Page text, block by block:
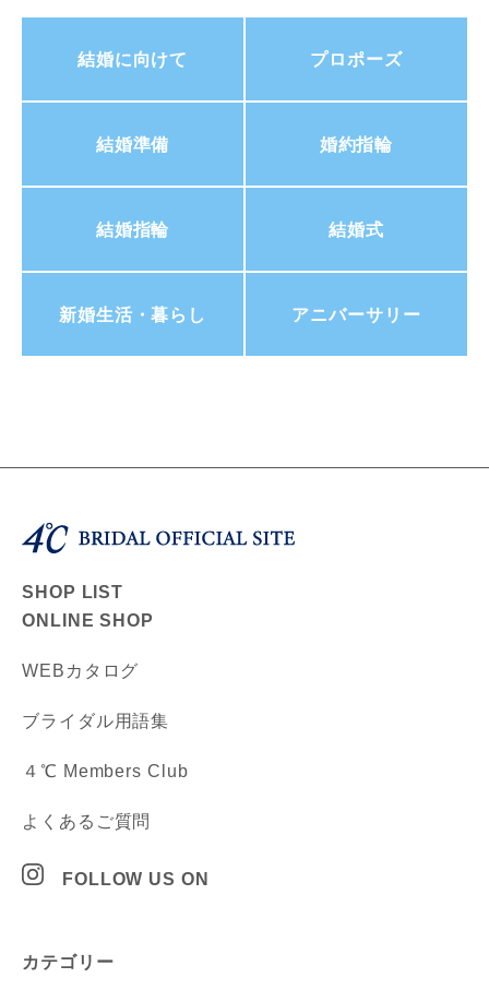
結婚に向けて プロポーズ
結婚準備 婚約指輪
結婚指輪 結婚式
新婚生活・暮らし アニバーサリー
SHOP LIST
ONLINE SHOP
WEBカタログ
ブライダル用語集
４℃ Members Club
よくあるご質問
FOLLOW US ON
カテゴリー